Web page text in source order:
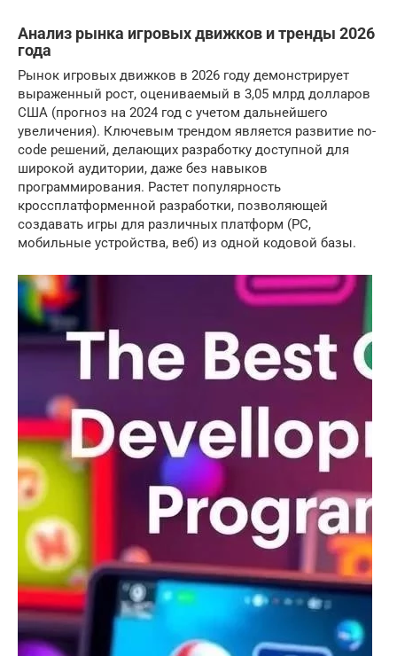
Анализ рынка игровых движков и тренды 2026
года
Рынок игровых движков в 2026 году демонстрирует
выраженный рост, оцениваемый в 3,05 млрд долларов
США (прогноз на 2024 год с учетом дальнейшего
увеличения). Ключевым трендом является развитие no-
code решений, делающих разработку доступной для
широкой аудитории, даже без навыков
программирования. Растет популярность
кроссплатформенной разработки, позволяющей
создавать игры для различных платформ (PC,
мобильные устройства, веб) из одной кодовой базы.